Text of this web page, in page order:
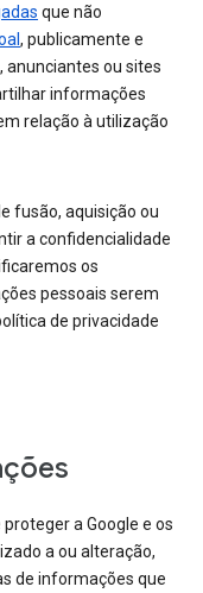
que não
, publicamente e
anunciantes ou sites
informações
relação à utilização
fusão, aquisição ou
a confidencialidade
os
pessoais serem
de privacidade
a Google e os
a ou alteração,
de informações que